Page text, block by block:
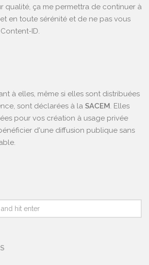
qualité, ça me permettra de continuer à
en toute sérénité et de ne pas vous
ID.
à elles, même si elles sont distribuées
sont déclarées à la SACEM. Elles
pour vos création à usage privée
d'une diffusion publique sans